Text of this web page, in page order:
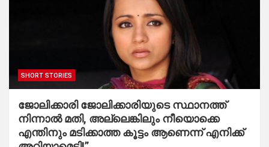
SHORT STORIES
ജോലിക്കാരി ജോലിക്കാരിയുടെ സ്ഥാനത്ത്
നിന്നാൽ മതി, അല്ലെങ്കിലും നീയൊക്കെ
എന്തിനും മടിക്കാത്ത കൂട്ടം ആണെന്ന് എനിക്ക്